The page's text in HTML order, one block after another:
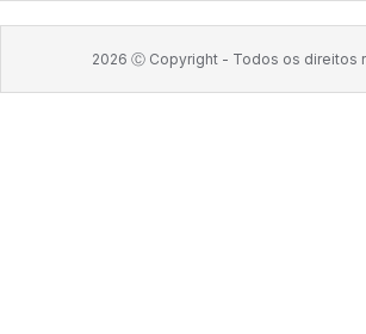
2026 Ⓒ Copyright - Todos os direitos